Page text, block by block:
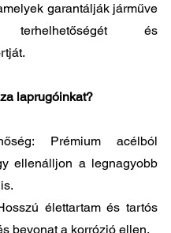
garantálják járműve
terhelhetőségét és
laprugóinkat?
Prémium acélból
ellenálljon a legnagyobb
élettartam és tartós
bevonat a korrózió ellen.